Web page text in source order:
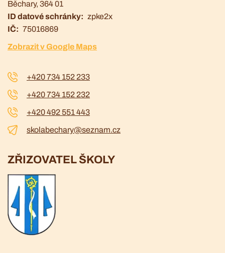
Běchary, 364 01
ID datové schránky
zpke2x
IČ
75016869
Zobrazit v Google Maps
+420 734 152 233
+420 734 152 232
+420 492 551 443
skolabechary@seznam.cz
ZŘIZOVATEL ŠKOLY